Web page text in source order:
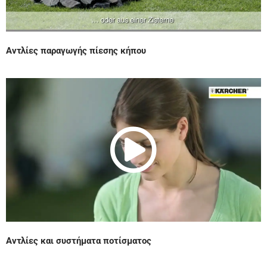
o
V
i
d
Αντλίες παραγωγής πίεσης κήπου
P
l
a
Αντλίες και συστήματα ποτίσματος